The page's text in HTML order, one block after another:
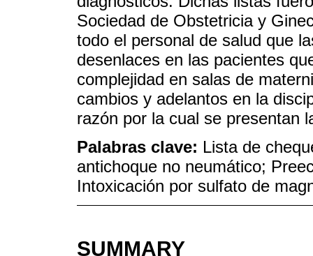
Sociedad de Obstetricia y
todo el personal de salud que
desenlaces en las pacientes
complejidad en salas de
cambios y adelantos en la
razón por la cual se presentan
Palabras clave: Lista de
antichoque no neumático;
Intoxicación por sulfato de
SUMMARY